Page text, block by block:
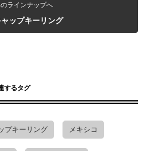
ラインナップへ
ップキーリング
するタグ
プキーリング メキシコ